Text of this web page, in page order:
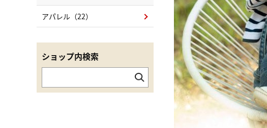
アパレル（22）
ショップ内検索